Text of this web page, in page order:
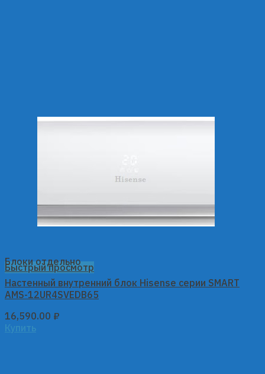
Быстрый просмотр
Блоки отдельно
Настенный внутренний блок Hisense серии SMART
AMS-12UR4SVEDB65
16,590.00 ₽
Купить